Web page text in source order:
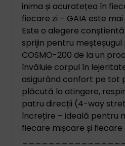
inima și acuratețea în
fiecare zi – GAIA este
Este o alegere
sprijin pentru meșteșugul
COSMO-200 de la un
învăluie corpul în
asigurând confort pe tot
plăcută la atingere,
patru direcții (4-way
încrețire – ideală pentru
fiecare mișcare și